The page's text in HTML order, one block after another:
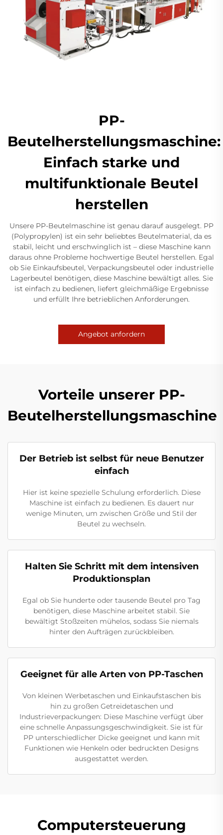
PP-
Beutelherstellungsmaschine:
Einfach starke und
multifunktionale Beutel
herstellen
Unsere PP-Beutelmaschine ist genau darauf ausgelegt. PP
(Polypropylen) ist ein sehr beliebtes Beutelmaterial, da es
stabil, leicht und erschwinglich ist – diese Maschine kann
daraus ohne Probleme hochwertige Beutel herstellen. Egal
ob Sie Einkaufsbeutel, Verpackungsbeutel oder industrielle
Lagerbeutel benötigen, diese Maschine bewältigt alles. Sie
ist einfach zu bedienen, liefert gleichmäßige Ergebnisse
und erfüllt Ihre betrieblichen Anforderungen.
Angebot anfordern
Vorteile unserer PP-
Beutelherstellungsmaschine
Der Betrieb ist selbst für neue Benutzer
einfach
Hier ist keine spezielle Schulung erforderlich. Diese
Maschine ist einfach zu bedienen. Es dauert nur
wenige Minuten, um zwischen Größe und Stil der
Beutel zu wechseln.
Halten Sie Schritt mit dem intensiven
Produktionsplan
Egal ob Sie hunderte oder tausende Beutel pro Tag
benötigen, diese Maschine arbeitet stabil. Sie
bewältigt Stoßzeiten mühelos, sodass Sie niemals
hinter den Aufträgen zurückbleiben.
Geeignet für alle Arten von PP-Taschen
Von kleinen Werbetaschen und Einkaufstaschen bis
hin zu großen Getreidetaschen und
Industrieverpackungen: Diese Maschine verfügt über
eine schnelle Anpassungsgeschwindigkeit. Sie ist für
PP unterschiedlicher Dicke geeignet und kann mit
Funktionen wie Henkeln oder bedruckten Designs
ausgestattet werden.
Computersteuerung